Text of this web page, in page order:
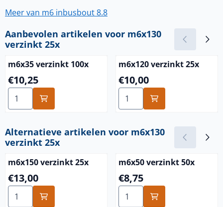
Meer van m6 inbusbout 8.8
Aanbevolen artikelen voor m6x130
verzinkt 25x
m6x35 verzinkt 100x
Prijs: 10,25
€10,25
Aantal kiezen voor m6x35 verzinkt 100x
m6x120 verzinkt 25x
Prijs: 10,00
€10,00
Aantal kiezen voor m6x120
Alternatieve artikelen voor m6x130
verzinkt 25x
m6x150 verzinkt 25x
Prijs: 13,00
€13,00
Aantal kiezen voor m6x150 verzinkt 25x
m6x50 verzinkt 50x
Prijs: 8,75
€8,75
Aantal kiezen voor m6x50